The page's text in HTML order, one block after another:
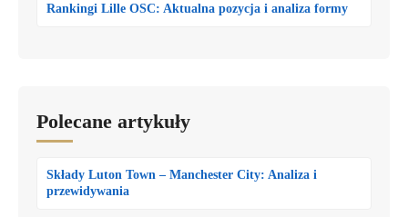
Rankingi Lille OSC: Aktualna pozycja i analiza formy
Polecane artykuły
Składy Luton Town – Manchester City: Analiza i
przewidywania